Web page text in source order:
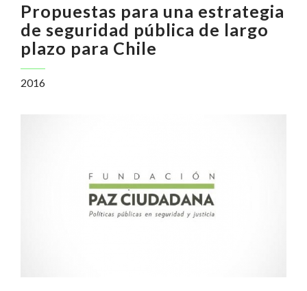
Propuestas para una estrategia
de seguridad pública de largo
plazo para Chile
2016